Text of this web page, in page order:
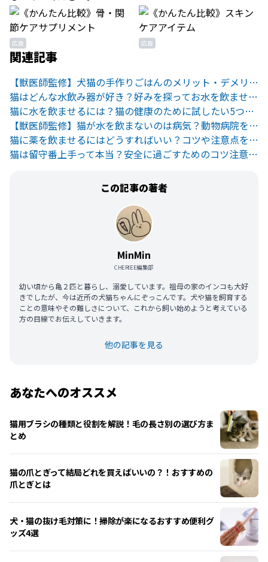
広告 広告
関連記事
【獣医師監修】犬猫の手作りごはんのメリット・デメリットとは
猫はどんな水飲み器が好き？好みを探ってお水を飲ませよう！
猫に水を飲ませるには？猫の健康のために試したい5つの方法
【獣医師監修】猫が水を飲まないのは病気？動物病院を受診すべき？
猫に薬を飲ませるにはどうすればいい？コツや注意点を解説
猫は留守番上手って本当？安全に過ごすためのコツ注意点を解説
この記事の著者
MinMin
CHERIEE編集部
幼い頃から亀２匹と暮らし、溺愛しています。祖母の家のインコも大好
きでしたが、今は近所の犬猫ちゃんにぞっこんです。犬や猫を飼育する
ことの意味やその難しさについて、これから飼い始めようと考えている
方の目線でお伝えしていきます。
他の記事を見る
あなたへのオススメ
猫用ブラシの種類と役割を解説！毛の長さ別の選び方ま
とめ
猫の爪とぎって結局どれを買えばいいの？！おすすめの
爪とぎとは
犬・猫の抜け毛対策に！掃除が楽になるおすすめ便利グ
ッズ4選